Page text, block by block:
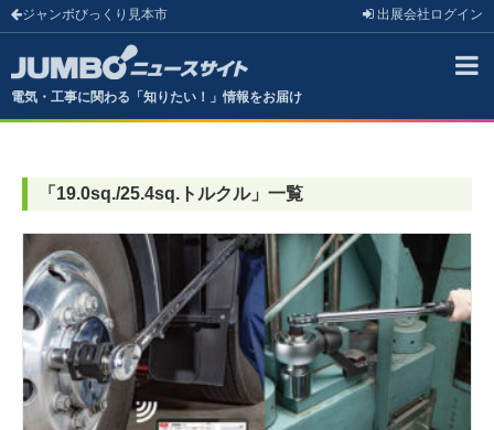
ジャンボびっくり見本市 出展会社 ログイン
電気・工事に関わる「知りたい！」情報をお届け
「 19.0sq./25.4sq.トルクル」 一覧